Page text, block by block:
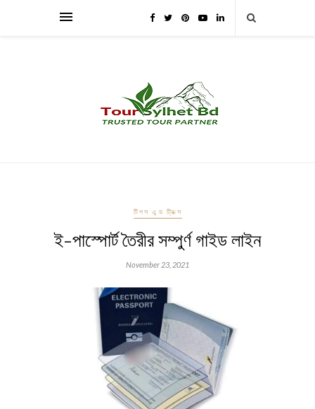
টিপস এন্ড ট্রিক্স
ই-পাস্পোর্ট তৈরীর সম্পুর্ণ গাইড লাইন
November 23, 2021